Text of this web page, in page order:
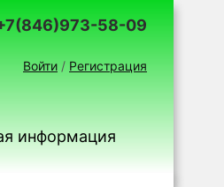
58-09
Войти / Регистрация
информация